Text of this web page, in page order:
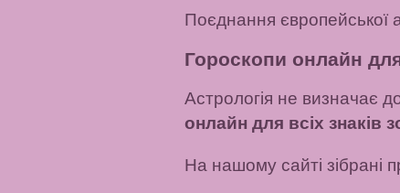
Поєднання європейської
Гороскопи онлайн для
Астрологія не визначає
онлайн для всіх знаків
На нашому сайті зібрані